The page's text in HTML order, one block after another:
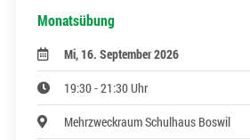
Monatsübung
Mi, 16. September 2026
19:30 - 21:30 Uhr
Mehrzweckraum Schulhaus Boswil